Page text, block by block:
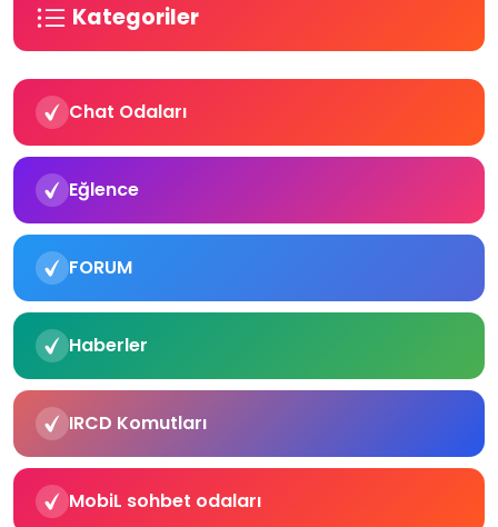
Kategoriler
Chat Odaları
Eğlence
FORUM
Haberler
IRCD Komutları
MobiL sohbet odaları